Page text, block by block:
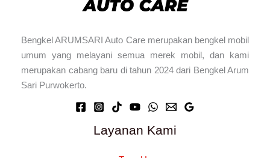
Bengkel ARUMSARI Auto Care merupakan bengkel mobil
umum yang melayani semua merek mobil, dan kami
merupakan cabang baru di tahun 2024 dari Bengkel Arum
Sari Purwokerto.
Layanan Kami